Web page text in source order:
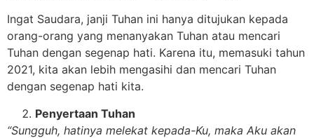
Ingat Saudara, janji Tuhan ini hanya ditujukan kepada
orang-orang yang menanyakan Tuhan atau mencari
Tuhan dengan segenap hati. Karena itu, memasuki tahun
2021, kita akan lebih mengasihi dan mencari Tuhan
dengan segenap hati kita.
Penyertaan Tuhan
“Sungguh, hatinya melekat kepada-Ku, maka Aku akan